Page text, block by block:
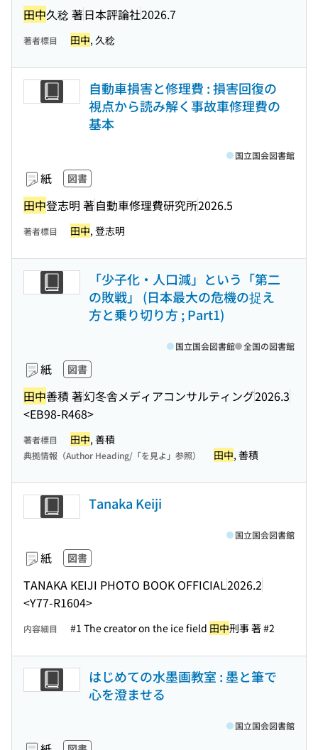
田中久稔 著日本評論社2026.7
著者標目 田中, 久稔
自動車損害と修理費 : 損害回復の
視点から読み解く事故車修理費の
基本
紙 図書
田中登志明 著自動車修理費研究所2026.5
国立国会図書館
著者標目 田中, 登志明
「少子化・人口減」という「第二
の敗戦」 (日本最大の危機の捉え
方と乗り切り方 ; Part1)
紙 図書
田中善積 著幻冬舎メディアコンサルティング2026.3
<EB98-R468>
国立国会図書館 全国の図書館
著者標目 田中, 善積
典拠情報（Author Heading/「を見よ」参照） 田中, 善積
Tanaka Keiji
紙 図書
TANAKA KEIJI PHOTO BOOK OFFICIAL2026.2
<Y77-R1604>
国立国会図書館
内容細目 #1 The creator on the ice field 田中刑事 著 #2
はじめての水墨画教室 : 墨と筆で
心を澄ませる
国立国会図書館